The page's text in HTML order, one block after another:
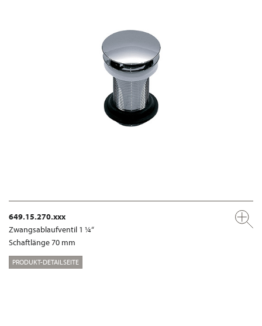
649.15.270.xxx
Zwangsablaufventil 1 ¼“
Schaftlänge 70 mm
PRODUKT-DETAILSEITE